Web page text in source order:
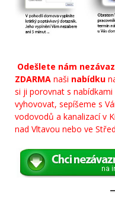
Odešlete nám
ZDARMA naši nabídku
si ji porovnat s
vyhovovat, sepíšeme s
vodovodů a kanalizací v
nad Vltavou nebo ve